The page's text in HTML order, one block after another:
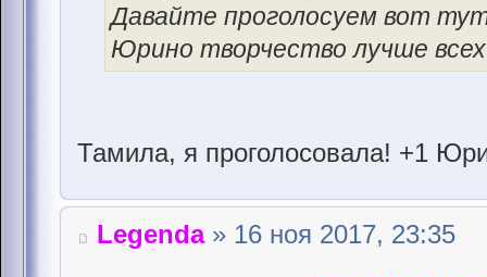
Давайте проголосуем вот
Юрино творчество лучше
Тамила, я проголосовала! +1
Legenda» 16 ноя 2017, 23:35